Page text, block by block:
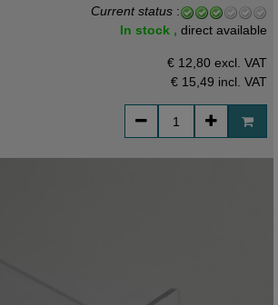
Current status :
In stock ,direct available
€ 12,80 excl. VAT
€ 15,49 incl. VAT